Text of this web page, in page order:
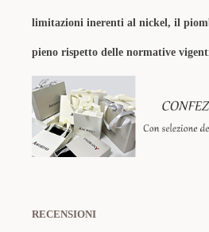
limitazioni inerenti al nickel, il
pieno rispetto delle normative
RECENSIONI